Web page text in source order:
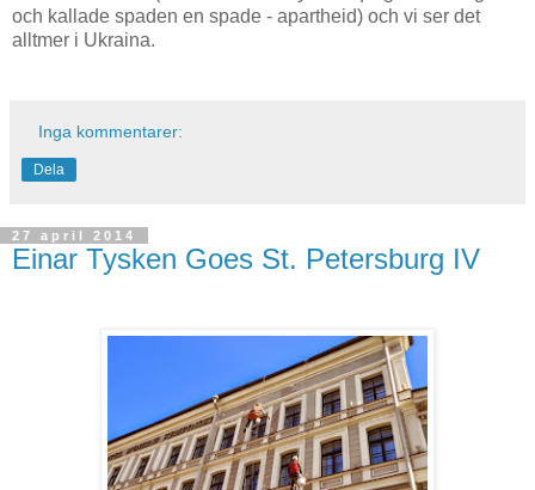
och kallade spaden en spade - apartheid) och vi ser det
alltmer i Ukraina.
Inga kommentarer:
Dela
27 april 2014
Einar Tysken Goes St. Petersburg IV